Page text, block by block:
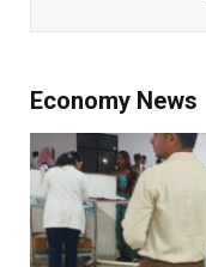
Economy News